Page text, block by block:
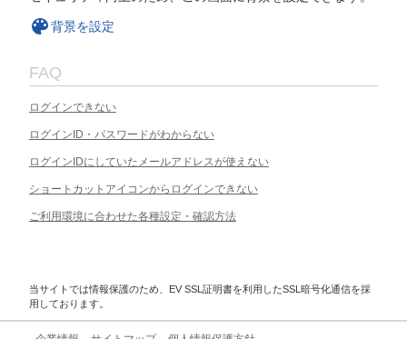
背景を設定
FAQ
ログインできない
ログインID・パスワードがわからない
ログインIDにしていたメールアドレスが使えない
ショートカットアイコンからログインできない
ご利用環境に合わせた各種設定・確認方法
当サイトでは情報保護のため、EV SSL証明書を利用したSSL暗号化通信を採
用しております。